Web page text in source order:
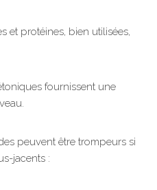
et protéines, bien utilisées,
fournissent une
peuvent être trompeurs si
jacents :